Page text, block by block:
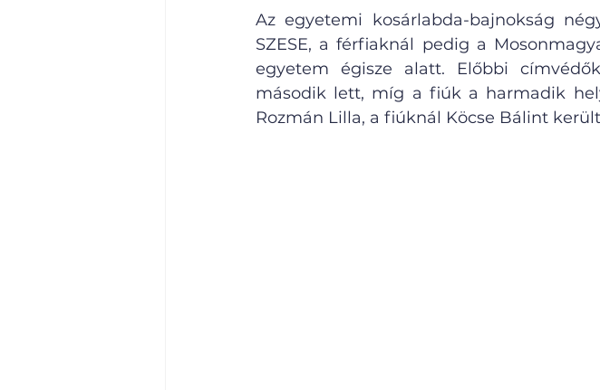
Az egyetemi kosárlabda-bajnokság
SZESE, a férfiaknál pedig a
egyetem égisze alatt. Előbbi
második lett, míg a fiúk a harmadik
Rozmán Lilla, a fiúknál Köcse Bálint